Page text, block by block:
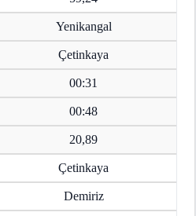
Yenikangal
Çetinkaya
00:31
00:48
20,89
Çetinkaya
Demiriz